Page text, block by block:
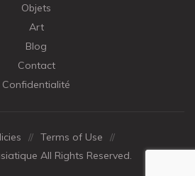
Objets
Art
Blog
Contact
Confidentialité
// Terms of Use
//
All Rights Reserved.